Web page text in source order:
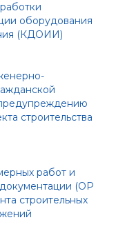
оборудования
(КДОИИ)
строительства
работ и
(ОР
строительных